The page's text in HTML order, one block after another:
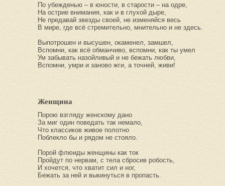
По убежденью – в юности, в старости – на одре,
На острие внимания, как и в глухой дыре,
Не предавай звезды своей, не изменяйся весь
В мире, где всё стремительно, мнительно и не здесь.
Выпотрошен и высушен, окаменел, замшел,
Вспомни, как всё обманчиво, вспомни, как ты умел
Ум забывать назойливый и не бежать любви,
Вспомни, умри и заново жги, а точней, живи!
Женщина
Порою взгляду женскому дано
За миг один поведать так немало,
Что классиков живое полотно
Поблекло бы и рядом не стояло.
Порой флюиды женщины как ток
Пройдут по нервам, с тела сбросив робость,
И хочется, что хватит сил и ног,
Бежать за ней и выкинуться в пропасть.